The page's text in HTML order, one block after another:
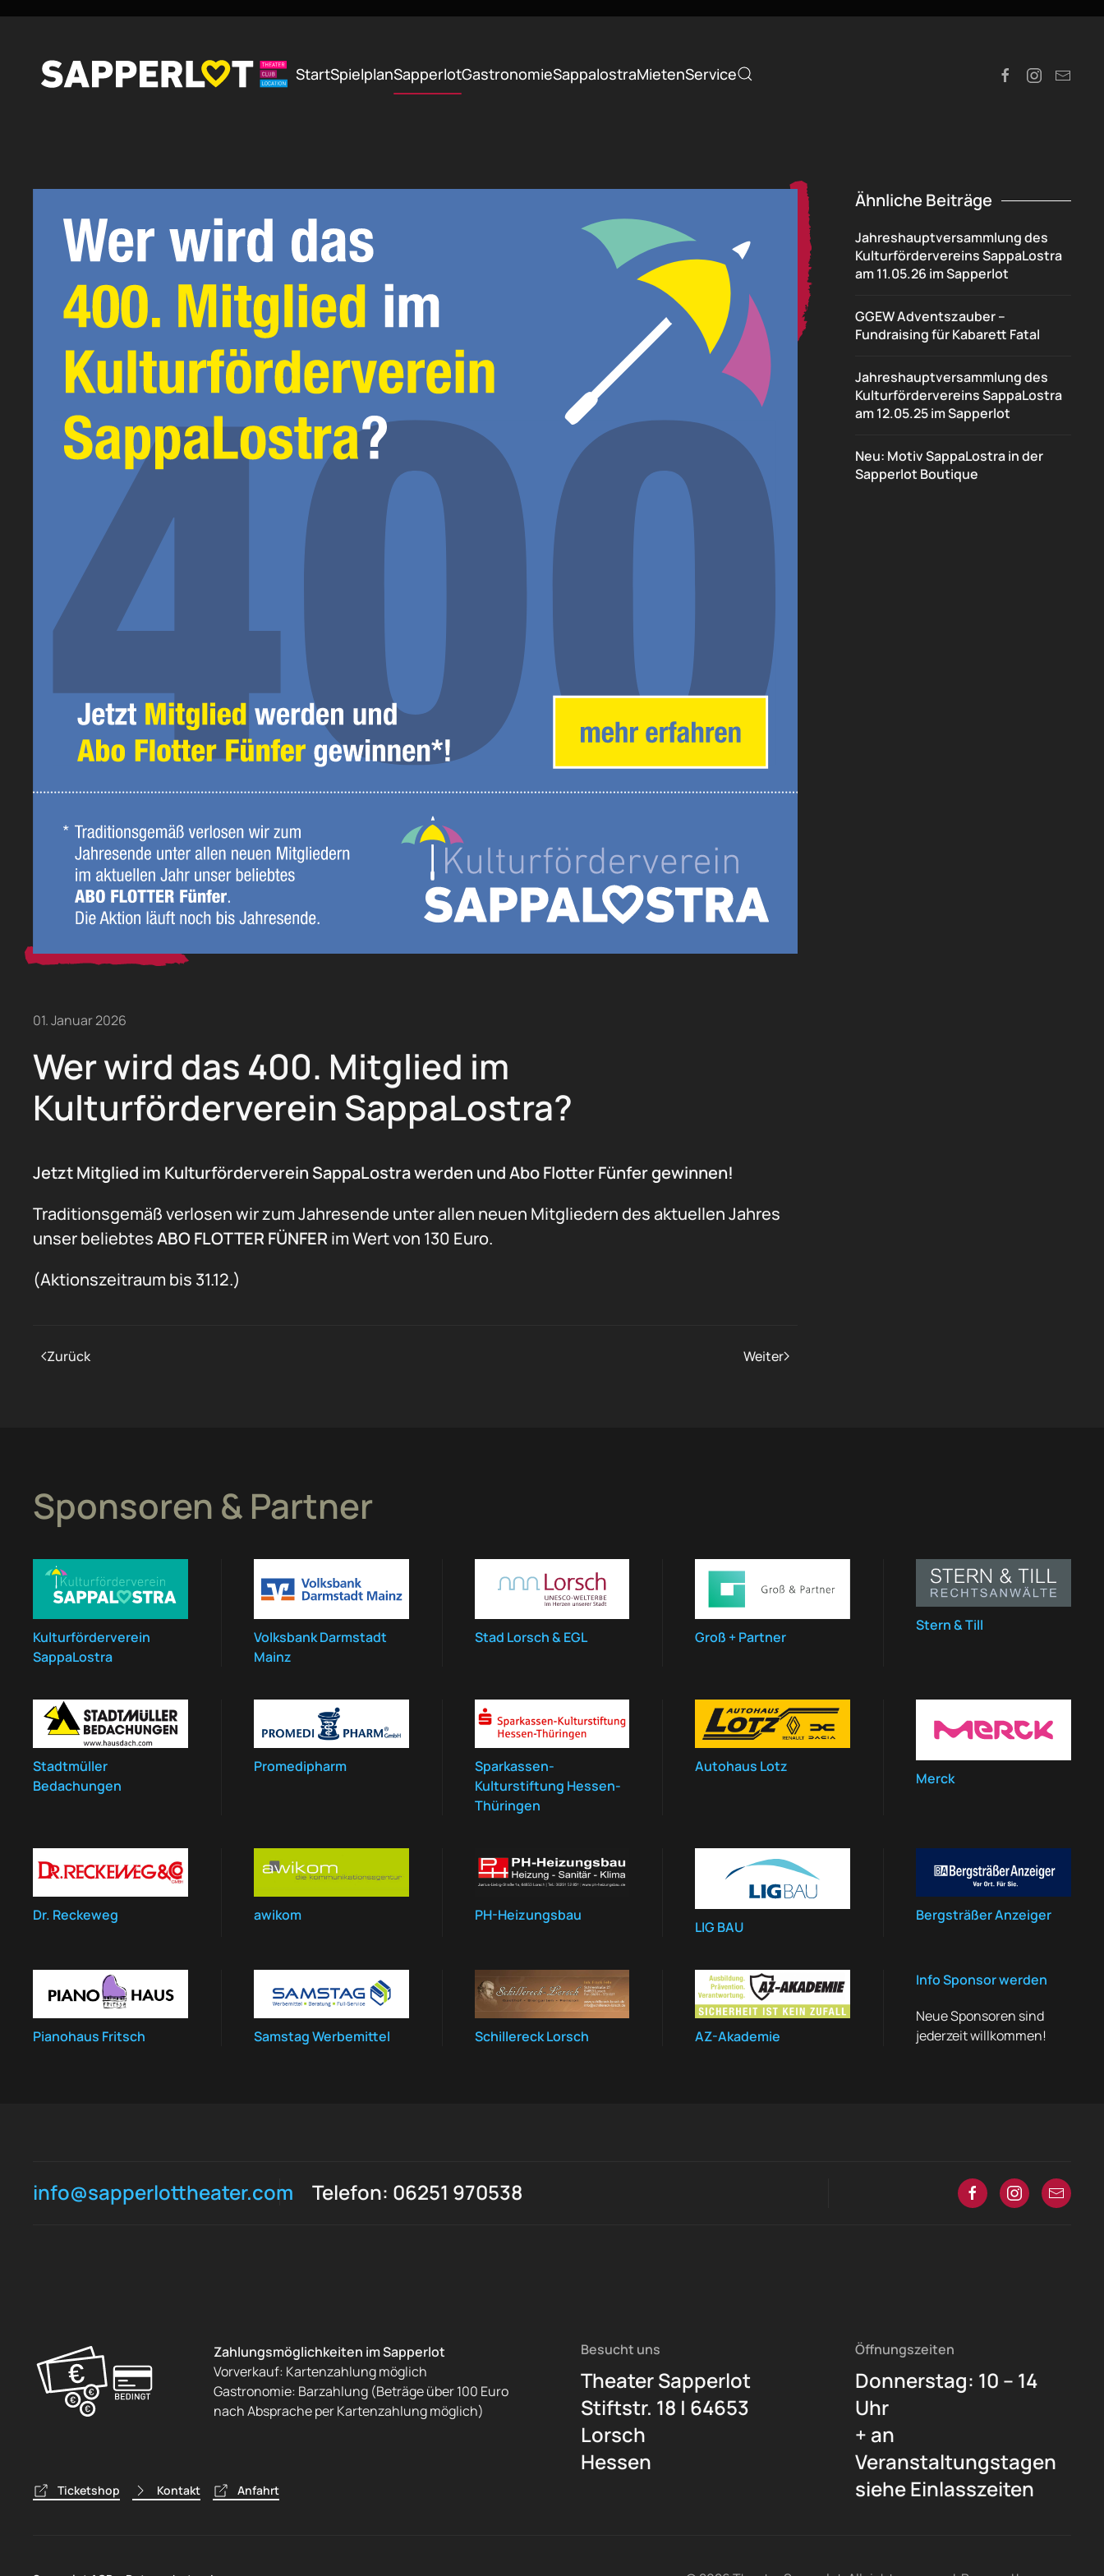
StartSpielplanSapperlotGastronomieSappalostraMietenService
01. Januar 2026
Wer wird das 400. Mitglied im
Kulturförderverein SappaLostra?
Jetzt Mitglied im Kulturförderverein SappaLostra werden und Abo Flotter Fünfer gewinnen!
Traditionsgemäß verlosen wir zum Jahresende unter allen neuen Mitgliedern des aktuellen Jahres
unser beliebtesABO FLOTTER FÜNFER im Wert von 130 Euro.
(Aktionszeitraum bis 31.12.)
Zurück Weiter
Ähnliche Beiträge
Jahreshauptversammlung des
Kulturfördervereins SappaLostra
am 11.05.26 im Sapperlot
GGEW Adventszauber –
Fundraising für Kabarett Fatal
Jahreshauptversammlung des
Kulturfördervereins SappaLostra
am 12.05.25 im Sapperlot
Neu: Motiv SappaLostra in der
Sapperlot Boutique
Sponsoren & Partner
Kulturförderverein
SappaLostra
Volksbank Darmstadt
Mainz
Stad Lorsch & EGL Groß + Partner
Stern & Till
Stadtmüller
Bedachungen
Promedipharm
Sparkassen-
Kulturstiftung Hessen-
Thüringen
Autohaus Lotz
Merck
Dr. Reckeweg awikom PH-Heizungsbau
LIG BAU
Bergsträßer Anzeiger
Pianohaus Fritsch Samstag Werbemittel Schillereck Lorsch AZ-Akademie
Info Sponsor werden
Neue Sponsoren sind
jederzeit willkommen!
info@sapperlottheater.com Telefon: 06251 970538
Zahlungsmöglichkeiten im Sapperlot
Vorverkauf: Kartenzahlung möglich
Gastronomie: Barzahlung (Beträge über 100 Euro
nach Absprache per Kartenzahlung möglich)
Ticketshop Kontakt Anfahrt
Besucht uns
Theater Sapperlot
Stiftstr. 18 | 64653
Lorsch
Hessen
Öffnungszeiten
Donnerstag: 10 – 14
Uhr
+ an
Veranstaltungstagen
siehe Einlasszeiten